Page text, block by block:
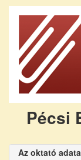
Pécsi
Az oktató